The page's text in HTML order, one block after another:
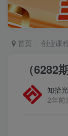
首页 创业课
（
知拾光
2年前